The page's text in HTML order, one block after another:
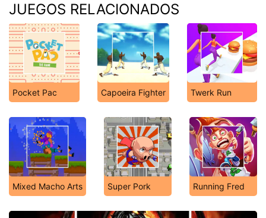
JUEGOS RELACIONADOS
Pocket Pac Capoeira Fighter Twerk Run
Mixed Macho Arts Super Pork Running Fred